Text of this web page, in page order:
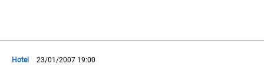
Hotel 23/01/2007 19:00